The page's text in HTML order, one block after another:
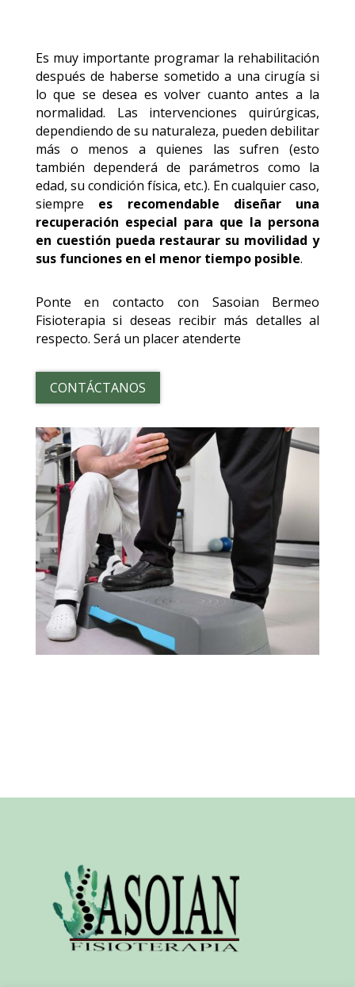
Es muy importante programar la rehabilitación
después de haberse sometido a una cirugía si
lo que se desea es volver cuanto antes a la
normalidad. Las intervenciones quirúrgicas,
dependiendo de su naturaleza, pueden debilitar
más o menos a quienes las sufren (esto
también dependerá de parámetros como la
edad, su condición física, etc.). En cualquier caso,
siempre es recomendable diseñar una
recuperación especial para que la persona
en cuestión pueda restaurar su movilidad y
sus funciones en el menor tiempo posible.
Ponte en contacto con Sasoian Bermeo
Fisioterapia si deseas recibir más detalles al
respecto. Será un placer atenderte
CONTÁCTANOS